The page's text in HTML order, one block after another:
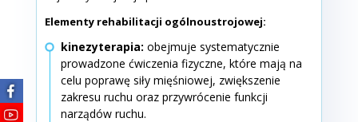
Elementy rehabilitacji ogólnoustrojowej:
kinezyterapia: obejmuje systematycznie
prowadzone ćwiczenia fizyczne, które mają na
celu poprawę siły mięśniowej, zwiększenie
zakresu ruchu oraz przywrócenie funkcji
narządów ruchu.